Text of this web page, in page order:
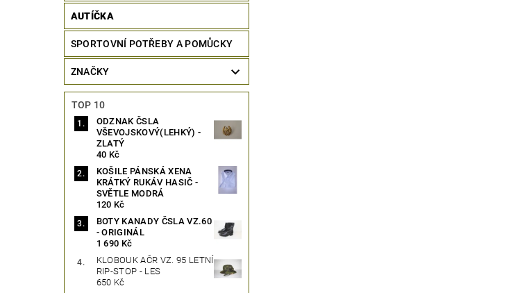
AUTÍČKA
SPORTOVNÍ POTŘEBY A POMŮCKY
ZNAČKY
TOP 10
ODZNAK ČSLA
VŠEVOJSKOVÝ(LEHKÝ) -
ZLATÝ
40 Kč
KOŠILE PÁNSKÁ XENA
KRÁTKÝ RUKÁV HASIČ -
SVĚTLE MODRÁ
120 Kč
BOTY KANADY ČSLA VZ.60
- ORIGINÁL
1 690 Kč
KLOBOUK AČR VZ. 95 LETNÍ
RIP-STOP - LES
650 Kč